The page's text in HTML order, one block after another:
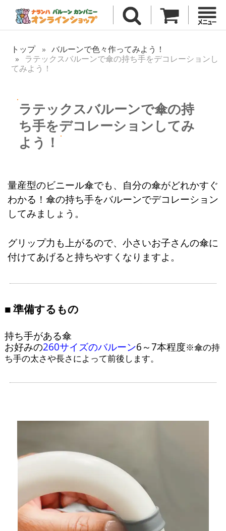
トップ
バルーンで色々作ってみよう！
ラテックスバルーンで傘の持ち手をデコレーションし
てみよう！
ラテックスバルーンで傘の持
ち手をデコレーションしてみ
よう！
量産型のビニール傘でも、自分の傘がどれかすぐ
わかる！傘の持ち手をバルーンでデコレーション
してみましょう。
グリップ力も上がるので、小さいお子さんの傘に
付けてあげると持ちやすくなりますよ。
準備するもの
持ち手がある傘
お好みの260サイズのバルーン6～7本程度※傘の持
ち手の太さや長さによって前後します。